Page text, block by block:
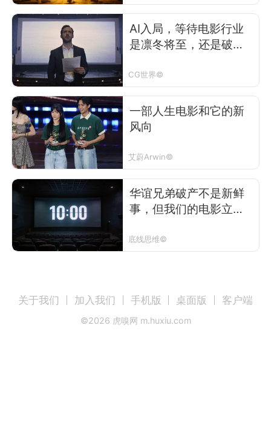
AI入局，等待电影行业
是凛冬将至，还是破晓
CG世界©
一部人生电影和它的新
风向
艾蔚Arwin©
华谊兄弟破产不是新鲜
事，但我们的电影立法
底线思维©
关于我们 加入我们 手机版 桌面版 客户端
©2026 虎嗅网 m.huxiu.com